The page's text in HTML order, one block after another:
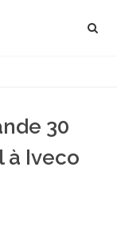
30
à Iveco